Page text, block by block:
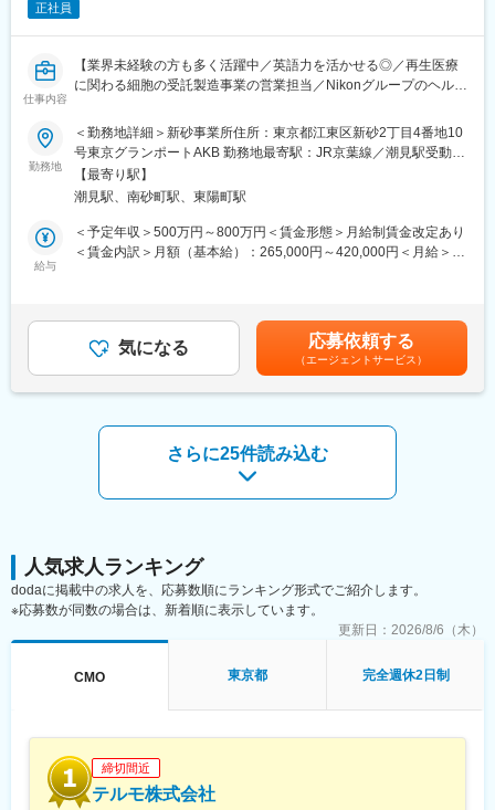
【やりがい】
成長産業である再生医療業界の最前線において、国内外のお客様
のニーズを汲み取りながら、事業推進に最適なアーキテクチャ構
築・コンポーネント定義を進めていただくITアーキテクトとして
のご経験は、ビジネスを通じた社会貢献への直接的な関与だけで
におけるITの体系的理解を深め、IT技術者としてのキャリアの幅が
広がるポジションです。
【キャリアパス】
ただくため、社内外（海外顧客を含む）のミーティングに主体的
に参加いただきます。そして、徐々にIT関連プロジェクトにプレ
主担当としてリードしていただくことを期待しています。その先
は、志向や適性に応じて、IT戦略を牽引するマネジメントポジシ
ョンへとキャリアを広げていただくことも可能です。
正社員
仕事内容
【業界未経験の方も多く活躍中／英語力を活かせる◎／再生医療
に関わる細胞の受託製造事業の営業担当／Nikonグループのヘルス
【はじめに】
今回は、再生医療・遺伝子治療向けの細胞受託生産事業の事業拡
大に合わせ、製薬メーカーやバイオベンチャー等からの引き合い
に対する営業を担当していただきます。また、契約締結後のプロ
ジェクトに対する顧客対応、社内各種調整業務も担って頂きま
す。
■プロジェクト案件の各種契約締結に関する窓口対応
■社内各部門との調整
■顧客との調整（主要事項のエスカレーション）
【教育体制】
入社後は、新入社員説明やGMP教育（※）、OJT研修など、教育体
制を整えておりますので、安心してご入社いただけます。
食品や化学など、業界未経験の方も多く活躍しております。
※GMPとは、医薬品の製造や品質管理における基準で、安全でよ
【魅力ポイント】
■安定性・成長性：
大手ニコングループで、成長産業である再生医療を中心に事業を
展開しています。世界最高レベルのクオリティ再生医療用細胞開
発・生産を行っており、安定性もございます。
■貢献性の高い医療業界へキャリアチェンジ：
【同社について】
(株)ニコンの子会社として、再生医療用細胞の受託開発／製造サー
ビスを提供しており、受託製造分野で世界最大級の事業規模を誇
勤務地
＜勤務地詳細＞新砂事業所住所：東京都江東区新砂2丁目4番地10
号東京グランポートAKB 勤務地最寄駅：JR京葉線／潮見駅受動喫
煙対策：屋内全面禁煙変更の範囲：会社の定める事業所
【最寄り駅】
潮見駅、南砂町駅、東陽町駅
給与
＜予定年収＞500万円～800万円＜賃金形態＞月給制賃金改定あり
＜賃金内訳＞月額（基本給）：265,000円～420,000円＜月給＞
であり、選考を通じて上下する可能性があります。月給(月額)は固
定手当を含めた表記です。
気になる 応募依頼する
（エージェントサービス）
さらに25件読み込む
人気求人ランキング
dodaに掲載中の求人を、応募数順にランキング形式でご紹介します。
※応募数が同数の場合は、新着順に表示しています。
更新日： 2026/8/6（木）
CMO 東京都 完全週休2日制
締切間近
テルモ株式会社